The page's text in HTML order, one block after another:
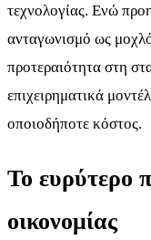
τεχνολογίας. Ενώ
ανταγωνισμό ως
προτεραιότητα στη
επιχειρηματικά
οποιοδήποτε κόστος.
Το ευρύτερο
οικονομίας